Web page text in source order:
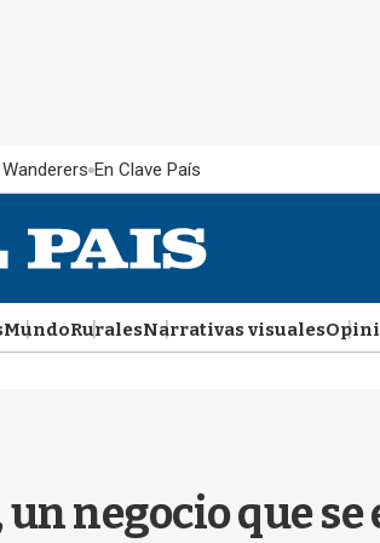
En Clave País
MundoRuralesNarrativas visuales
negocio que se